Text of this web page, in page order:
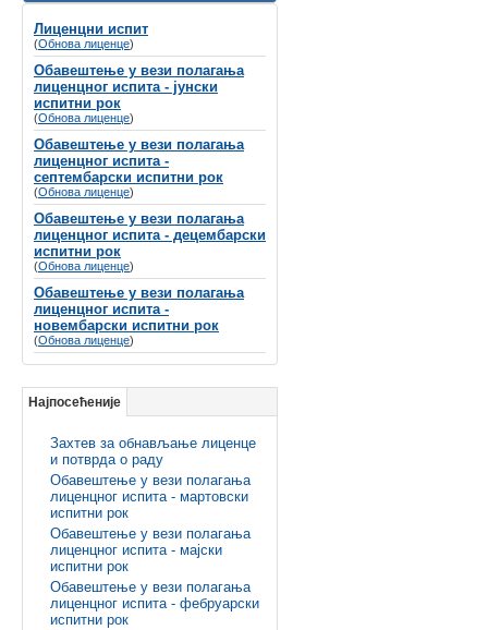
одржати
Губитак слуха се често назива
„невидљивим инвалидитетом“
због недостатка видљивих симптома, вец́
зато што је дуго био стигматизован у
друштву и недовољно препознат од
стране креатора здравствене политике и
буџета.
Лиценцни испит
(Обнова лиценце)
Обавештење у вези полагања
лиценцног испита - јунски
испитни рок
(Обнова лиценце)
Обавештење у вези полагања
лиценцног испита -
септембарски испитни рок
(Обнова лиценце)
Обавештење у вези полагања
лиценцног испита - децембарски
испитни рок
(Обнова лиценце)
Обавештење у вези полагања
лиценцног испита -
новембарски испитни рок
(Обнова лиценце)
Најпосећеније
Захтев за обнављање лиценце
и потврда о раду
Обавештење у вези полагања
лиценцног испита - мартовски
испитни рок
Обавештење у вези полагања
лиценцног испита - мајски
испитни рок
Обавештење у вези полагања
лиценцног испита - фебруарски
испитни рок